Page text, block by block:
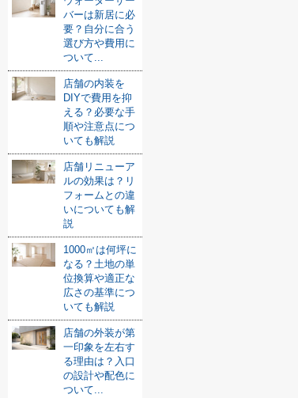
バーは新居に必
要？自分に合う
選び方や費用に
ついて...
店舗の内装を
DIYで費用を抑
える？必要な手
順や注意点につ
いても解説
店舗リニューア
ルの効果は？リ
フォームとの違
いについても解
説
1000㎡は何坪に
なる？土地の単
位換算や適正な
広さの基準につ
いても解説
店舗の外装が第
一印象を左右す
る理由は？入口
の設計や配色に
ついて...